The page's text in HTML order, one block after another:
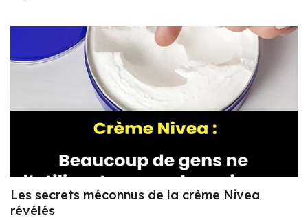
Les secrets méconnus de la crème Nivea
révélés